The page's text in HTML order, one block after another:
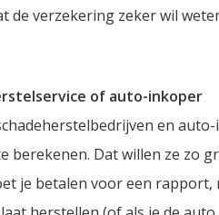
de verzekering zeker wil
of auto-inkoper
en
berekenen. Dat willen ze zo
je betalen voor een